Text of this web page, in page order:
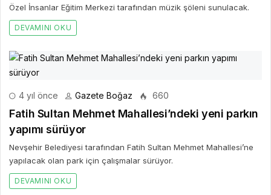
Özel İnsanlar Eğitim Merkezi tarafından müzik şöleni sunulacak.
DEVAMINI OKU
4 yıl önce Gazete Boğaz 660
Fatih Sultan Mehmet Mahallesi’ndeki yeni parkın
yapımı sürüyor
Nevşehir Belediyesi tarafından Fatih Sultan Mehmet Mahallesi’ne
yapılacak olan park için çalışmalar sürüyor.
DEVAMINI OKU